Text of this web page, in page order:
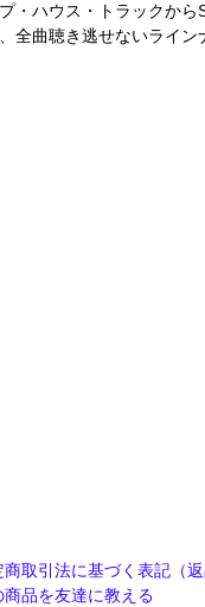
・ハウス・トラックから
全曲聴き逃せないライン
商取引法に基づく表記（返
商品を友達に教える